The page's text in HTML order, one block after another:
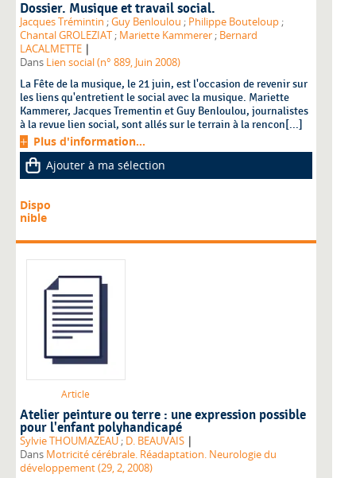
Dossier. Musique et travail social.
Jacques Trémintin ;Guy Benloulou ; Philippe Bouteloup ;
Chantal GROLEZIAT ; Mariette Kammerer ; Bernard
LACALMETTE |
Dans Lien social (n° 889, Juin 2008)
La Fête de la musique, le 21 juin, est l'occasion de revenir sur
les liens qu'entretient le social avec la musique. Mariette
Kammerer, Jacques Trementin et Guy Benloulou, journalistes
à la revue lien social, sont allés sur le terrain à la rencon[...]
Plus d'information...
Ajouter à ma sélection
Dispo
nible
Article
Atelier peinture ou terre : une expression possible
pour l'enfant polyhandicapé
Sylvie THOUMAZEAU ; D. BEAUVAIS |
Dans Motricité cérébrale. Réadaptation. Neurologie du
développement (29, 2, 2008)